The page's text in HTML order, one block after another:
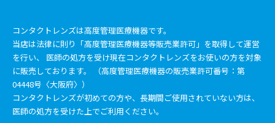
コンタクトレンズは高度管理医療機器です。
当店は法律に則り「高度管理医療機器等販売業許可」を取得して運営
を行い、 医師の処方を受け現在コンタクトレンズをお使いの方を対象
に販売しております。 （高度管理医療機器の販売業許可番号：第
04448号〈大阪府〉）
コンタクトレンズが初めての方や、長期間ご使用されていない方は、
医師の処方を受けた上でご利用ください。